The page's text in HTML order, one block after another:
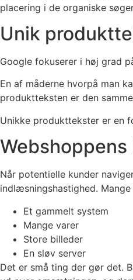
placering i de organiske
Unik
Google fokuserer i høj grad
En af måderne hvorpå man
produktteksten er den
Unikke produkttekster er en
Når potentielle kunder
indlæsningshastighed.
Et gammelt system
Mange varer
Store billeder
En sløv server
Det er små ting der gør det.